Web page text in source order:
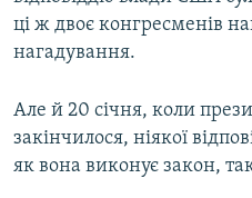
ці ж двоє конгресменів
нагадування.
Але й 20 січня, коли
закінчилося, ніякої
як вона виконує закон,